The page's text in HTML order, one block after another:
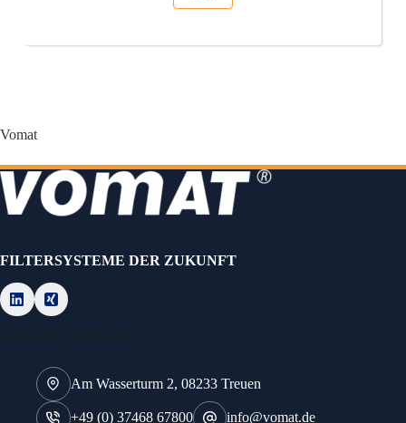
Vomat
FILTERSYSTEME DER ZUKUNFT
Am Wasserturm 2, 08233 Treuen
+49 (0) 37468 67800 info@vomat.de